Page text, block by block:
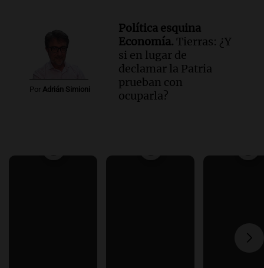
Por Adrián Simioni
Política esquina
Economía. Tierras: ¿Y
si en lugar de
declamar la Patria
prueban con
ocuparla?